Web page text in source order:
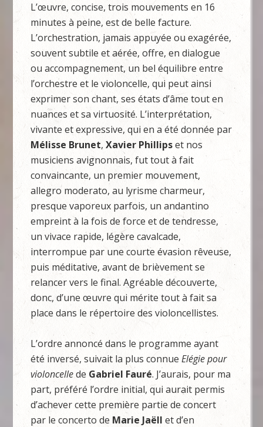
L’œuvre, concise, trois mouvements en 16
minutes à peine, est de belle facture.
L’orchestration, jamais appuyée ou exagérée,
souvent subtile et aérée, offre, en dialogue
ou accompagnement, un bel équilibre entre
l’orchestre et le violoncelle, qui peut ainsi
exprimer son chant, ses états d’âme tout en
nuances et sa virtuosité. L’interprétation,
vivante et expressive, qui en a été donnée par
Mélisse Brunet,Xavier Phillipset nos
musiciens avignonnais, fut tout à fait
convaincante, un premier mouvement,
allegro moderato, au lyrisme charmeur,
presque vaporeux parfois, un andantino
empreint à la fois de force et de tendresse,
un vivace rapide, légère cavalcade,
interrompue par une courte évasion rêveuse,
puis méditative, avant de brièvement se
relancer vers le final. Agréable découverte,
donc, d’une œuvre qui mérite tout à fait sa
place dans le répertoire des violoncellistes.
L’ordre annoncé dans le programme ayant
été inversé, suivait la plus connueElégie pour
violoncellede Gabriel Fauré. J’aurais, pour ma
part, préféré l’ordre initial, qui aurait permis
d’achever cette première partie de concert
par le concerto de Marie Jaëll et d’en